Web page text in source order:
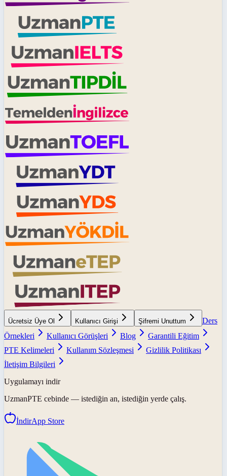
Ücretsiz Üye Ol Kullanıcı Girişi Şifremi Unuttum
Ders
Örnekleri
Kullanıcı Görüşleri Blog
Garantili Eğitim
PTE Kelimeleri
Kullanım Sözleşmesi
Gizlilik Politikası
İletişim Bilgileri
Uygulamayı indir
UzmanPTE cebinde — istediğin an, istediğin yerde çalış.
İndirApp Store